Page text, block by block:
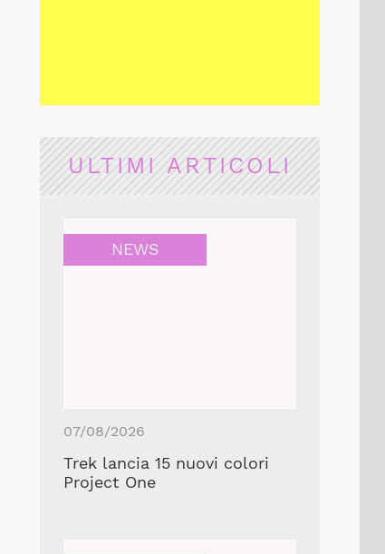
ULTIMI ARTICOLI
NEWS
07/08/2026
Trek lancia 15 nuovi colori
Project One